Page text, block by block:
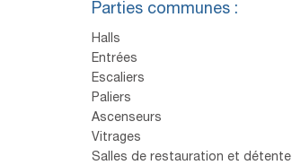
Parties communes :
Halls
Entrées
Escaliers
Paliers
Ascenseurs
Vitrages
Salles de restauration et détente